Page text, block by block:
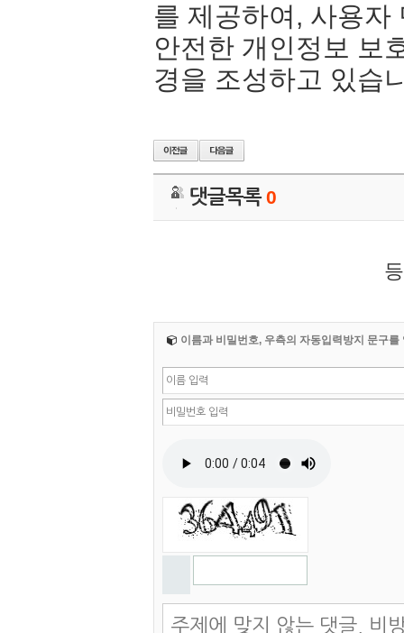
를 제공하여, 사용
안전한 개인정보 보
경을 조성하고 있습
댓글목록0
이름과 비밀번호, 우측의 자동입력방지 문구를